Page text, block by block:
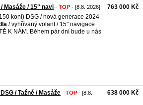
Masáže / 15" navi - TOP - [8.8. 2026]
koní) DSG / nová generace 2024
/ vyhřívaný volant / 15" navigace
K NÁM. Během pár dní bude u nás
763 000 Kč
/ Tažné / Masáže - TOP - [8.8.
638 000 Kč